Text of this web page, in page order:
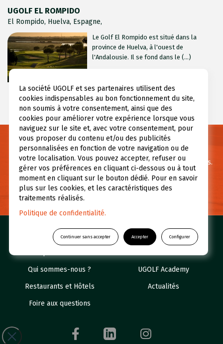
UGOLF EL ROMPIDO
El Rompido, Huelva, Espagne,
Le Golf El Rompido est situé dans la
province de Huelva, à l'ouest de
l'Andalousie. Il se fond dans le (...)
Besoin d’informations ?
Pour toute question ou demande d’information contactez-nous.
NOUS CONTACTER
Nos golfs
Réserver un green fee
Qui sommes-nous ?
UGOLF Academy
Restaurants et Hôtels
Actualités
Foire aux questions
La société UGOLF et ses partenaires utilisent des
cookies indispensables au bon fonctionnement du site,
non soumis à votre consentement, ainsi que des
cookies pour améliorer votre expérience lorsque vous
naviguez sur le site et, avec votre consentement, pour
vous proposer du contenu et/ou des publicités
personnalisées en fonction de votre navigation ou de
votre localisation. Vous pouvez accepter, refuser ou
gérer vos préférences en cliquant ci-dessous ou à tout
moment en cliquant sur le bouton dédié. Pour en savoir
plus sur les cookies, et les caractéristiques des
traitements réalisés.
Politique de confidentialité.
Continuer sans accepter Accepter Configurer